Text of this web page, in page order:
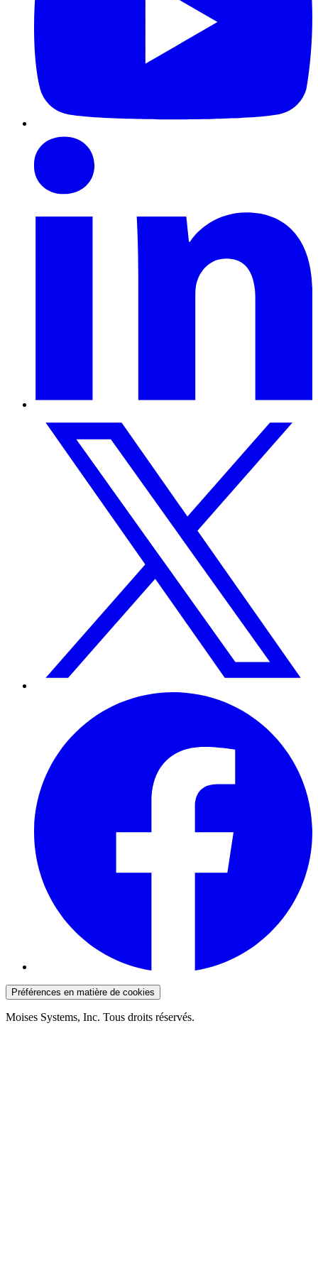
Préférences en matière de cookies
Moises Systems, Inc. Tous droits réservés.